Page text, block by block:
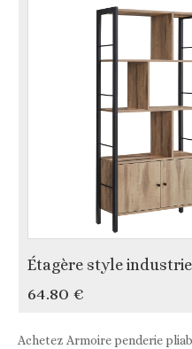
Étagère style
64.80 €
Achetez Armoire penderie